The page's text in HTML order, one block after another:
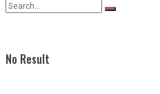
No Result